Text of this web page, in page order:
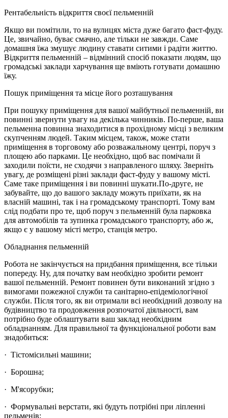
Рентабельність відкриття своєї пельменній
Якщо ви помітили, то на вулицях міста дуже багато фаст-фуду.
Це, звичайно, буває смачно, але тільки не завжди. Саме
домашня їжа змушує людину ставати ситими і радіти життю.
Відкриття пельменній – відмінний спосіб показати людям, що
громадські заклади харчування ще вміють готувати домашню
їжу.
Пошук приміщення та місце його розташування
При пошуку приміщення для вашої майбутньої пельменній, ви
повинні звернути увагу на декілька чинників. По-перше, ваша
пельменна повинна знаходитися в прохідному місці з великим
скупченням людей. Таким місцем, також, може стати
приміщення в торговому або розважальному центрі, поруч з
площею або парками. Це необхідно, щоб вас помічали й
заходили поїсти, не сходячи з направленого шляху. Зверніть
увагу, де розміщені різні заклади фаст-фуду у вашому місті.
Саме таке приміщення і ви повинні шукати.По-друге, не
забувайте, що до вашого закладу можуть приїхати, як на
власній машині, так і на громадському транспорті. Тому вам
слід подбати про те, щоб поруч з пельменній була парковка
для автомобілів та зупинка громадського транспорту, або ж,
якщо є у вашому місті метро, станція метро.
Обладнання пельменній
Робота не закінчується на придбання приміщення, все тільки
попереду. Ну, для початку вам необхідно зробити ремонт
вашої пельменній. Ремонт повинен бути виконаний згідно з
вимогами пожежної служби та санітарно-епідеміологічної
служби. Після того, як ви отримали всі необхідний дозволу на
будівництво та продовження розпочатої діяльності, вам
потрібно буде облаштувати ваш заклад необхідним
обладнанням. Для правильної та функціональної роботи вам
знадобиться:
· Тістомісильні машини;
· Борошна;
· М'ясорубки;
· Формувальні верстати, які будуть потрібні при ліпленні
пельменів;